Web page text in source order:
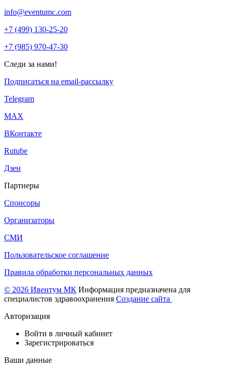
info@eventumc.com
+7 (499) 130-25-20
+7 (985) 970-47-30
Следи за нами!
Подписаться на email-рассылку
Telegram
МАХ
ВКонтакте
Rutube
Дзен
Партнеры
Спонсоры
Организаторы
СМИ
Пользовательское соглашение
Правила обработки персональных данных
© 2026 Ивентум МК Информация предназначена для
специалистов здравоохранения Создание сайта
Авторизация
Войти в личный кабинет
Зарегистрироваться
Ваши данные